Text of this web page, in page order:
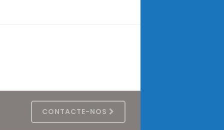
CONTACTE-NOS